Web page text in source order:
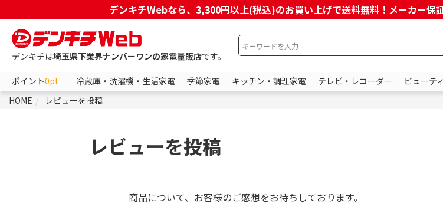
デンキチWebなら、3,300円以上(税込)のお買い上げで送料無料！メーカー保
デンキチは埼玉県下業界ナンバーワンの家電量販店です。
ポイント0pt 冷蔵庫・洗濯機・生活家電 季節家電 キッチン・調理家電 テレビ・レコーダー ビューテ
HOME
レビューを投稿
レビューを投稿
商品について、お客様のご感想をお待ちしております。